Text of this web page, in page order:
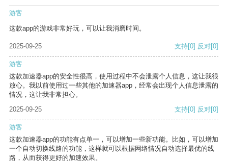
游客
这款app的游戏非常好玩，可以让我消磨时间。
2025-09-25 支持[0] 反对[0]
游客
这款加速器app的安全性很高，使用过程中不会泄露个人信息，这让我很
放心。我以前使用过一些其他的加速器app，经常会出现个人信息泄露的
情况，这让我非常担心。
2025-09-25
支持[0] 反对[0]
游客
这款加速器app的功能有点单一，可以增加一些新功能。比如，可以增加
一个自动切换线路的功能，这样就可以根据网络情况自动选择最优的线
路，从而获得更好的加速效果。